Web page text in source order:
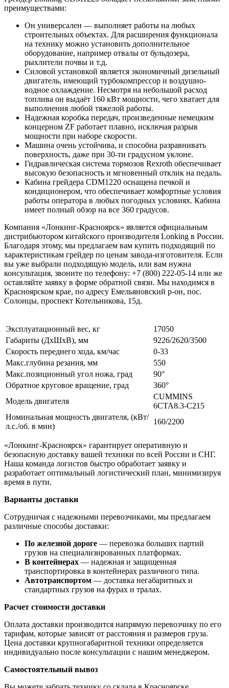
преимуществами:
Он универсален — выполняет работы на любых
строительных объектах. Для расширения функционала
на технику можно установить дополнительное
оборудование, например отвалы от бульдозера,
рыхлители почвы и т.д.
Силовой установкой является экономичный дизельный
двигатель, имеющий турбокомпрессор и воздушно-
водное охлаждение. Несмотря на небольшой расход
топлива он выдаёт 160 кВт мощности, чего хватает для
выполнения любой тяжелой работы.
Надежная коробка передач, произведенные немецким
концерном ZF работает плавно, исключая разрыв
мощности при наборе скорости.
Машина очень устойчива, и способна разравнивать
поверхность, даже при 30-ти градусном уклоне.
Гидравлическая система тормозов Rexroth обеспечивает
высокую безопасность и мгновенный отклик на педаль.
Кабина грейдера CDM1220 оснащена печкой и
кондиционером, что обеспечивает комфортные условия
работы оператора в любых погодных условиях. Кабина
имеет полный обзор на все 360 градусов.
Компания «Лонкинг-Красноярск» является официальным
дистрибьютором китайского производителя Lonking в России.
Благодаря этому, мы предлагаем вам купить подходящий по
характеристикам грейдер по ценам завода-изготовителя. Если
вы уже выбрали подходящую модель, или вам нужна
консультация, звоните по телефону: +7 (800) 222-05-14 или же
оставляйте заявку в форме обратной связи. Мы находимся в
Красноярском крае, по адресу Емельяновский р-он, пос.
Солонцы, проспект Котельникова, 15д.
Эксплуатационный вес, кг
17050
Габариты (ДхШхВ), мм
9226/2620/3500
Скорость переднего хода, км/час
0-33
Макс.глубина резания, мм
550
Макс.позиционный угол ножа, град
90°
Обратное круговое вращение, град
360°
Модель двигателя
CUMMINS
6CTA8.3-C215
Номинальная мощность двигателя, (кВт/
л.с./об. в мин)
160/2200
«Лонкинг-Красноярск» гарантирует оперативную и
безопасную доставку вашей техники по всей России и СНГ.
Наша команда логистов быстро обработает заявку и
разработает оптимальный логистический план, минимизируя
время в пути.
Варианты доставки
Сотрудничая с надежными перевозчиками, мы предлагаем
различные способы доставки:
По железной дороге — перевозка больших партий
грузов на специализированных платформах.
В контейнерах — надежная и защищенная
транспортировка в контейнерах различного типа.
Автотранспортом — доставка негабаритных и
стандартных грузов на фурах и тралах.
Расчет стоимости доставки
Оплата доставки производится напрямую перевозчику по его
тарифам, которые зависят от расстояния и размеров груза.
Цена доставки крупногабаритной техники определяется
индивидуально после консультации с нашим менеджером.
Самостоятельный вывоз